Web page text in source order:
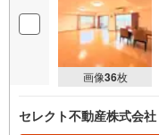
画像36枚
セレクト不動産株式会社